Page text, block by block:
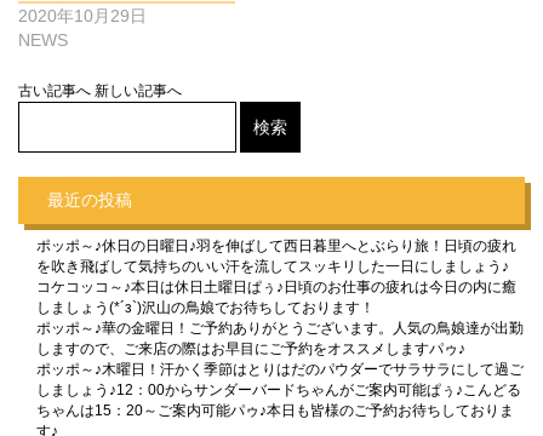
2020年10月29日
NEWS
古い記事へ 新しい記事へ
最近の投稿
ポッポ～♪休日の日曜日♪羽を伸ばして西日暮里へとぶらり旅！日頃の疲れ
を吹き飛ばして気持ちのいい汗を流してスッキリした一日にしましょう♪
コケコッコ～♪本日は休日土曜日ぱぅ♪日頃のお仕事の疲れは今日の内に癒
しましょう(*´з`)沢山の鳥娘でお待ちしております！
ポッポ～♪華の金曜日！ご予約ありがとうございます。人気の鳥娘達が出勤
しますので、ご来店の際はお早目にご予約をオススメしますパゥ♪
ポッポ～♪木曜日！汗かく季節はとりはだのパウダーでサラサラにして過ご
しましょう♪12：00からサンダーバードちゃんがご案内可能ぱぅ♪こんどる
ちゃんは15：20～ご案内可能パゥ♪本日も皆様のご予約お待ちしておりま
す♪